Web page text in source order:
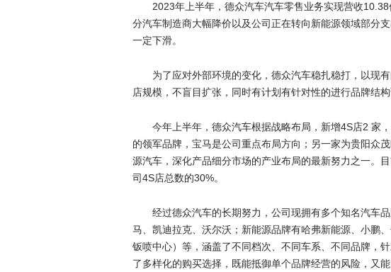
2023年上半年，德众汽车汽车零售业务实现营收
分汽车制造商大幅降价以及公司正在转向新能源领域部分
一定下滑。
为了应对外部环境的变化，德众汽车稳扎稳打，以现
店规模，不盲目扩张，同时有计划有针对性的进行品牌结构
今年上半年，德众汽车根据战略布局，新增4S店2 家
的领军品牌，宝马是公司重点布局方向；另一家为贵阳众
源汽车，深化产品细分市场的产业布局的最新努力之一。
司4S店总数的30%。
经过德众汽车的长期努力，公司现拥有多个知名汽车
马、凯迪拉克、沃尔沃；新能源品牌有哈弗新能源、小鹏
钣喷中心）等，涵盖了不同档次、不同车系、不同品牌，
了多样化的购买选择，既能抵御单个品牌经营的风险，又能